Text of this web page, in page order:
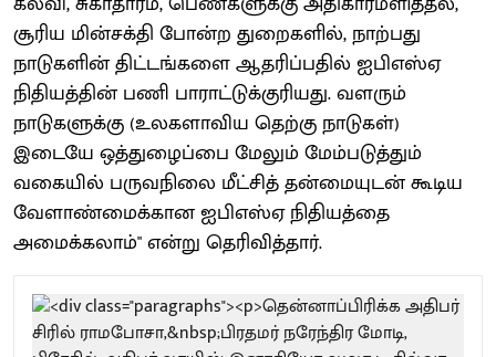
சூரிய மின்சக்தி போன்ற துறைகளில், நாற்பது
நாடுகளின் திட்டங்களை ஆதரிப்பதில் ஐபிஎஸ்ஏ
நிதியத்தின் பணி பாராட்டுக்குரியது. வளரும்
நாடுகளுக்கு (உலகளாவிய தெற்கு நாடுகள்)
இடையே ஒத்துழைப்பை மேலும் மேம்படுத்தும்
வகையில் பருவநிலை மீட்சித் தன்மையுடன் கூடிய
வேளாண்மைக்கான ஐபிஎஸ்ஏ நிதியத்தை
அமைக்கலாம்" என்று தெரிவித்தார்.